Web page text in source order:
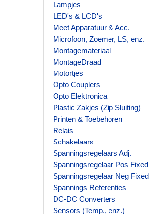
Lampjes
LED's & LCD's
Meet Apparatuur & Acc.
Microfoon, Zoemer, LS, enz.
Montagemateriaal
MontageDraad
Motortjes
Opto Couplers
Opto Elektronica
Plastic Zakjes (Zip Sluiting)
Printen & Toebehoren
Relais
Schakelaars
Spanningsregelaars Adj.
Spanningsregelaar Pos Fixed
Spanningsregelaar Neg Fixed
Spannings Referenties
DC-DC Converters
Sensors (Temp., enz.)